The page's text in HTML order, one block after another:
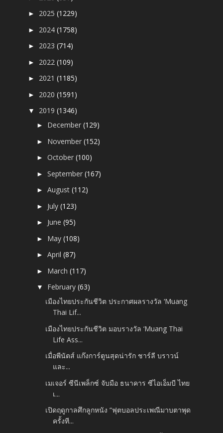
► 2025(1229)
► 2024(1758)
► 2023(714)
► 2022(109)
► 2021(1185)
► 2020(1591)
▼ 2019(1346)
► December(129)
► November(152)
►October(100)
►September(167)
►August(112)
► July(123)
► June(95)
► May(108)
►April(87)
► March(117)
▼ February(63)
เมืองไทยประกันชีวิต ประกาศผลรางวัล ‘Muang
Thai Lif...
เมืองไทยประกันชีวิต มอบรางวัล ‘Muang Thai
Life Ass...
เมื่อพีนัตส์ แก๊งการ์ตูนสุดน่ารัก ชาร์ลี บราวน์
และ...
เมเจอร์ ซีนีเพล็กซ์ จับมือ ธนาคาร ซีไอเอ็มบี ไทย
เ...
เปิดฤดูกาลศึกลูกหนัง “ฟุตบอลประเพณีมาบตาพุด
ครั้งที...